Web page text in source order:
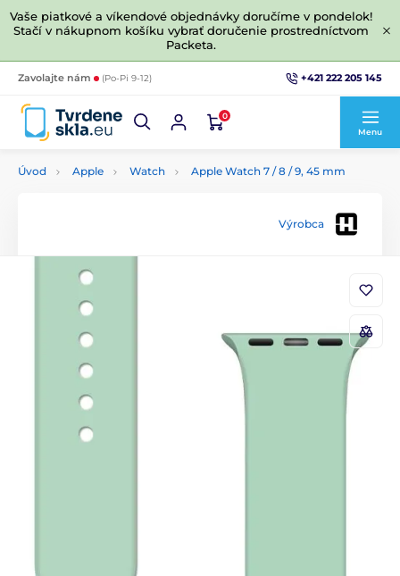
Vaše piatkové a víkendové objednávky doručíme v pondelok!
Stačí v nákupnom košíku vybrať doručenie prostredníctvom
Packeta.
Zavolajte nám (Po-Pi 9-12) +421 222 205 145
0
Menu
Úvod Apple Watch Apple Watch 7 / 8 / 9, 45 mm
Výrobca